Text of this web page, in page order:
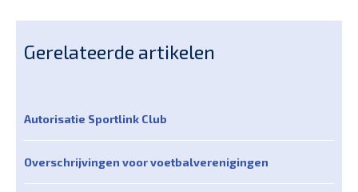
Gerelateerde artikelen
Autorisatie Sportlink Club
Overschrijvingen voor voetbalverenigingen